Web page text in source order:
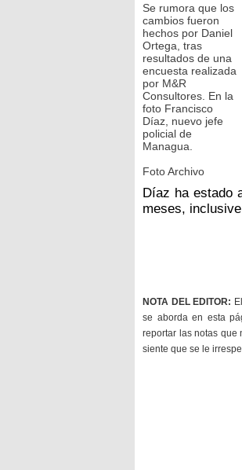
Se rumora que los
cambios fueron
hechos por Daniel
Ortega, tras
resultados de una
encuesta realizada
por M&R
Consultores. En la
foto Francisco
Díaz, nuevo jefe
policial de
Managua.
Foto Archivo
Díaz ha estado
meses,
NOTA DEL EDITOR:
se aborda en esta
reportar las notas que
siente que se le